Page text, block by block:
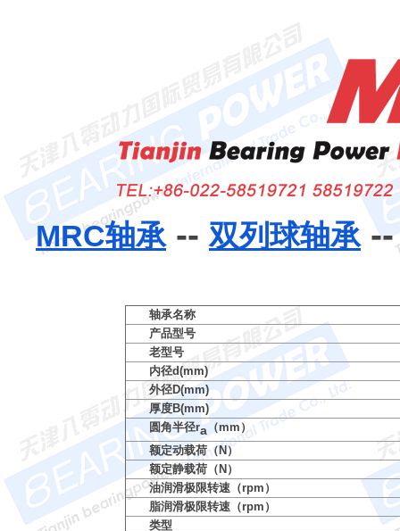
MRC轴承-- 双列球轴承--
轴承名称
产品型号
老型号
内径d(mm)
外径D(mm)
厚度B(mm)
圆角半径ra （mm）
额定动载荷（N）
额定静载荷（N）
油润滑极限转速（rpm）
脂润滑极限转速（rpm）
类型